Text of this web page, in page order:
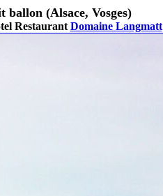
ballon (Alsace, Vosges)
Restaurant Domaine Langmatt